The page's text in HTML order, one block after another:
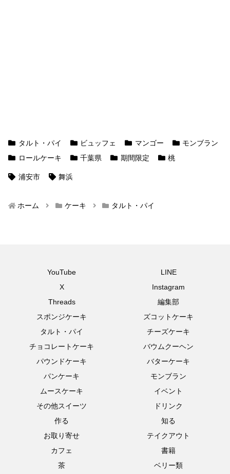
タルト・パイ ビュッフェ マンゴー
モンブラン
ロールケーキ
千葉県 期間限定 桃
浦安市 舞浜
ホーム ケーキ タルト・パイ
YouTube
LINE
X
Instagram
Threads
編集部
スポンジケーキ
ズコットケーキ
タルト・パイ
チーズケーキ
チョコレートケーキ
バウムクーヘン
パウンドケーキ
バターケーキ
パンケーキ
モンブラン
ムースケーキ
イベント
その他スイーツ
ドリンク
作る
知る
お取り寄せ
テイクアウト
カフェ
書籍
茶
ベリー類